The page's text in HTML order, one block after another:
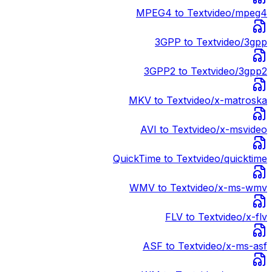
MPEG4 to Textvideo/mpeg4
3GPP to Textvideo/3gpp
3GPP2 to Textvideo/3gpp2
MKV to Textvideo/x-matroska
AVI to Textvideo/x-msvideo
QuickTime to Textvideo/quicktime
WMV to Textvideo/x-ms-wmv
FLV to Textvideo/x-flv
ASF to Textvideo/x-ms-asf